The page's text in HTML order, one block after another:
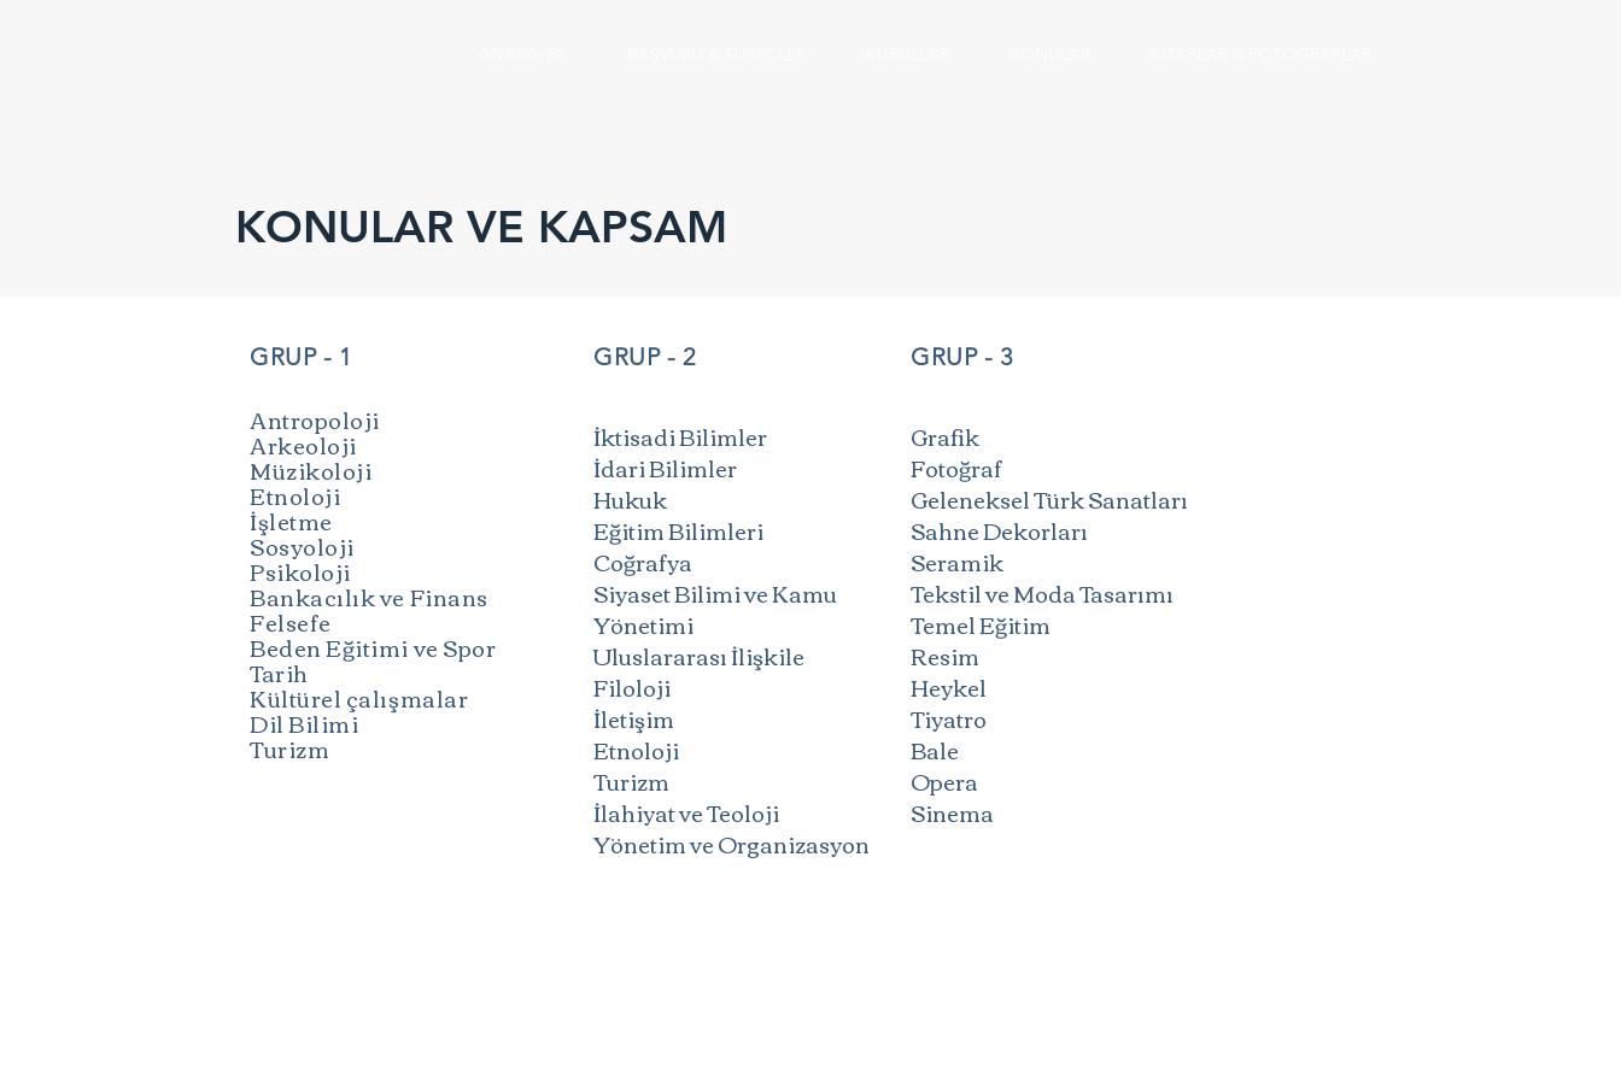
KONULAR VE KAPSAM
GRUP - 1
Antropoloji
Arkeoloji
Müzikoloji
Etnoloji
İşletme
Sosyoloji
Psikoloji
Bankacılık ve Finans
Felsefe
Beden Eğitimi ve Spor
Tarih
Kültürel çalışmalar
Dil Bilimi
Turizm
GRUP - 2
İktisadi Bilimler
İdari Bilimler
Hukuk
Eğitim Bilimleri
Coğrafya
Siyaset Bilimi ve Kamu
Yönetimi
Uluslararası İlişkile
Filoloji
İletişim
Etnoloji
Turizm
İlahiyat ve Teoloji
Yönetim ve Organizasyon
GRUP - 3
Grafik
Fotoğraf
Geleneksel Türk Sanatları
Sahne Dekorları
Seramik
Tekstil ve Moda Tasarımı
Temel Eğitim
Resim
Heykel
Tiyatro
Bale
Opera
Sinema